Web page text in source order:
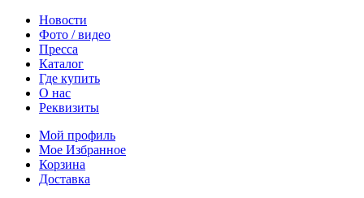
Новости
Фото / видео
Пресса
Каталог
Где купить
О нас
Реквизиты
Мой профиль
Мое Избранное
Корзина
Доставка